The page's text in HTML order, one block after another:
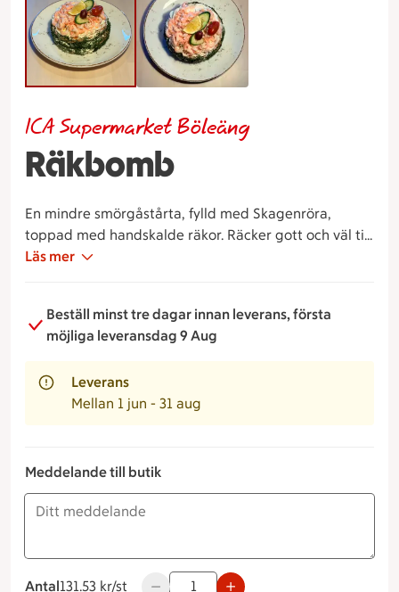
Räkbomb
ICA Supermarket Böleäng
En mindre smörgåstårta, fylld med Skagenröra,
toppad med handskalde räkor. Räcker gott och väl till
två personer, kanske tre
Läs mer
Beställ minst tre dagar innan leverans, första
möjliga leveransdag 9 Aug
Leverans
Mellan 1 jun - 31 aug
Meddelande till butik
Antal
131.53 kronor styck
131.53 kr/st Använd knapparna för att minska